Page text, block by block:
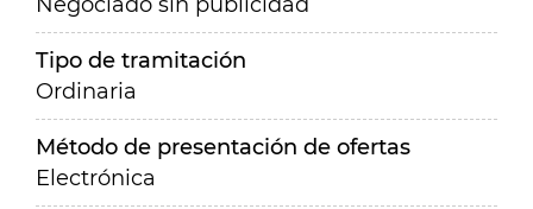
Tipo de tramitación
Ordinaria
Método de presentación de ofertas
Electrónica